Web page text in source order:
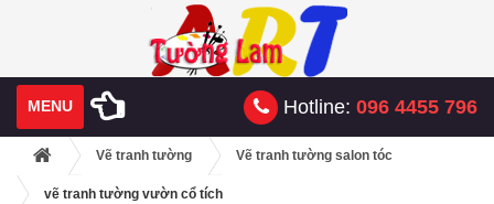
MENU Hotline: 096 4455 796
Vẽ tranh tường Vẽ tranh tường salon tóc
vẽ tranh tường vườn cổ tích